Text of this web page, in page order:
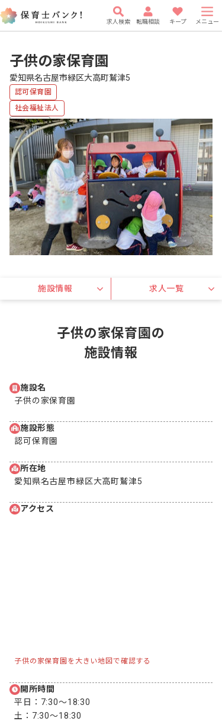
求人検索 転職相談 キープ メニュー
子供の家保育園
愛知県名古屋市緑区大高町鷲津5
認可保育園
社会福祉法人
車通勤可
有給
駅近5分以内
研修充実
施設情報 求人一覧
子供の家保育園の
施設情報
施設名
子供の家保育園
施設形態
認可保育園
所在地
愛知県名古屋市緑区大高町鷲津5
アクセス
子供の家保育園を大きい地図で確認する
開所時間
平日： 7:30〜18:30
土： 7:30〜18:30